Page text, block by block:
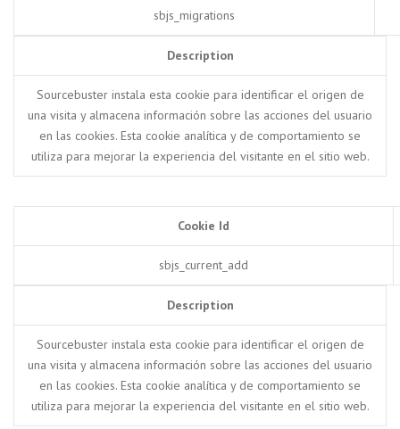
sbjs_migrations
Description
Sourcebuster instala esta cookie para identificar el origen de
una visita y almacena información sobre las acciones del usuario
en las cookies. Esta cookie analítica y de comportamiento se
utiliza para mejorar la experiencia del visitante en el sitio web.
Cookie Id
sbjs_current_add
Description
Sourcebuster instala esta cookie para identificar el origen de
una visita y almacena información sobre las acciones del usuario
en las cookies. Esta cookie analítica y de comportamiento se
utiliza para mejorar la experiencia del visitante en el sitio web.